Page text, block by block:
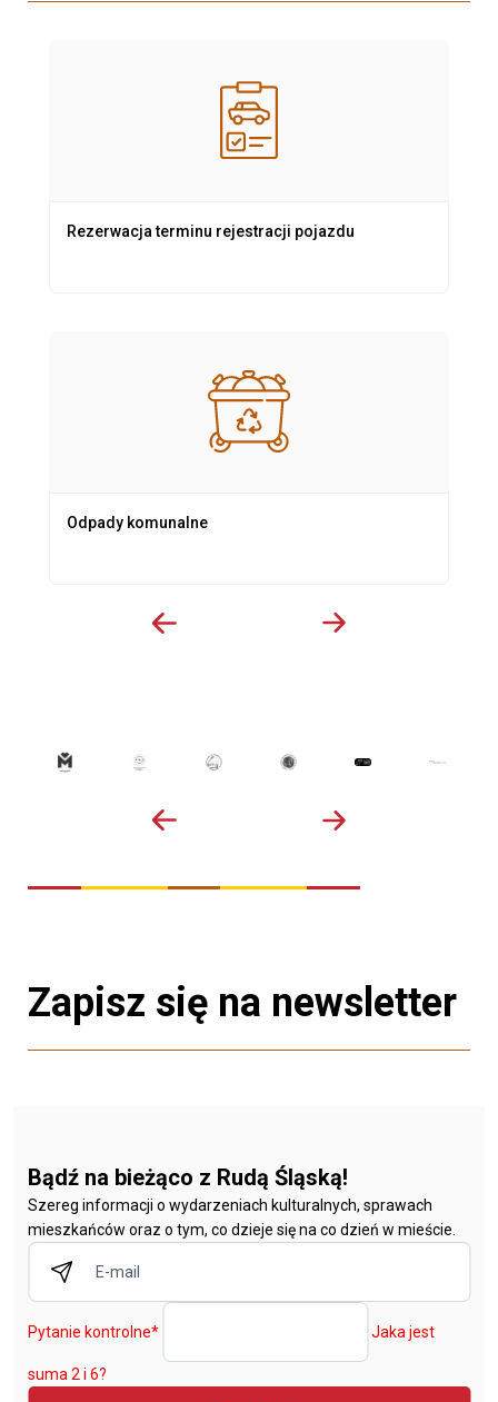
Rezerwacja terminu rejestracji pojazdu
Odpady komunalne
Zapisz się na newsletter
Bądź na bieżąco z Rudą Śląską!
Szereg informacji o wydarzeniach kulturalnych, sprawach
mieszkańców oraz o tym, co dzieje się na co dzień w mieście.
Pytanie kontrolne* Jaka jest
suma 2 i 6?